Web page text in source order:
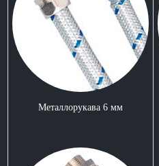
Металлорукава 6 мм